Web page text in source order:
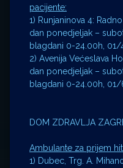
pacijente:
1) Runjaninova 4:
dan ponedjeljak –
blagdani 0-24.00h,
2) Avenija Većeslava
dan ponedjeljak –
blagdani 0-24.00h, 01/
DOM ZDRAVLJA
Ambulante za prijem
1) Dubec, Trg. A.